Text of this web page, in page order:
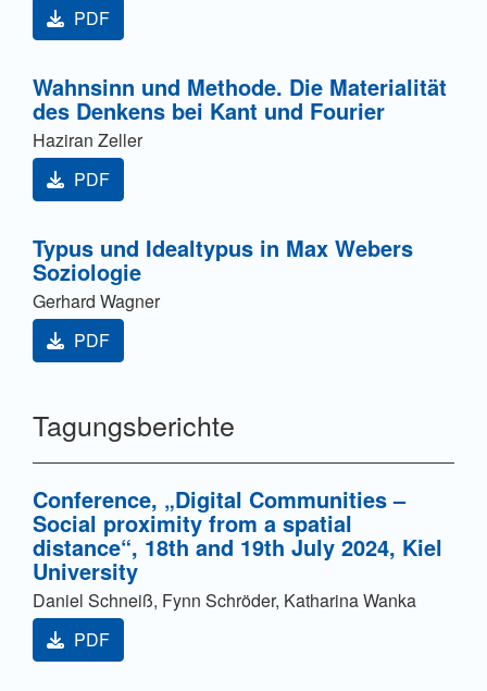
PDF
Wahnsinn und Methode. Die Materialität
des Denkens bei Kant und Fourier
Haziran Zeller
PDF
Typus und Idealtypus in Max Webers
Soziologie
Gerhard Wagner
PDF
Tagungsberichte
Conference, „Digital Communities –
Social proximity from a spatial
distance“, 18th and 19th July 2024, Kiel
University
Daniel Schneiß, Fynn Schröder, Katharina Wanka
PDF